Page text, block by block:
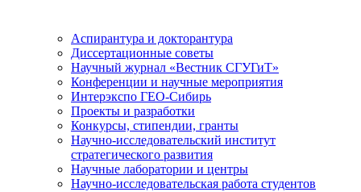
Аспирантура и докторантура
Диссертационные советы
Научный журнал «Вестник СГУГиТ»
Конференции и научные мероприятия
Интерэкспо ГЕО-Сибирь
Проекты и разработки
Конкурсы, стипендии, гранты
Научно-исследовательский институт
стратегического развития
Научные лаборатории и центры
Научно-исследовательская работа студентов